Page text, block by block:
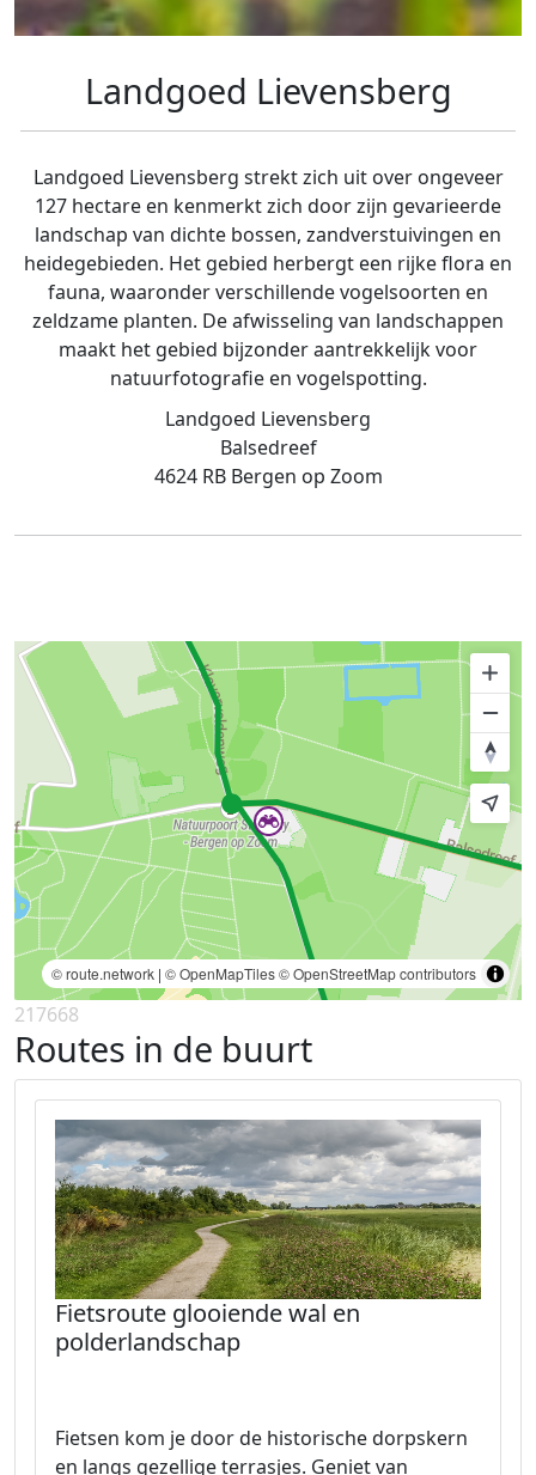
Landgoed Lievensberg
Landgoed Lievensberg strekt zich uit over ongeveer
127 hectare en kenmerkt zich door zijn gevarieerde
landschap van dichte bossen, zandverstuivingen en
heidegebieden. Het gebied herbergt een rijke flora en
fauna, waaronder verschillende vogelsoorten en
zeldzame planten. De afwisseling van landschappen
maakt het gebied bijzonder aantrekkelijk voor
natuurfotografie en vogelspotting.
Landgoed Lievensberg
Balsedreef
4624 RB Bergen op Zoom
© route.network | © OpenMapTiles© OpenStreetMap contributors
217668
Routes in de buurt
Fietsroute glooiende wal en
polderlandschap
Fietsen kom je door de historische dorpskern
en langs gezellige terrasjes. Geniet van